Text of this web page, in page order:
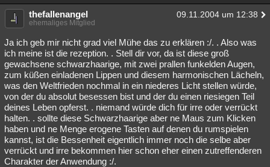
thefallenangel 09.11.2004 um 12:38
ehemaliges Mitglied
Ja ich geb mir nicht grad viel Mühe das zu erklären :/. . Also was
ich meine ist die rezeption. . Stell dir vor, da ist diese groß
gewachsene schwarzhaarige, mit zwei prallen funkelden Augen,
zum küßen einladenen Lippen und diesem harmonischen Lächeln,
was den Weltfrieden nochmal in ein niederes Licht stellen würde,
von der du absolut besessen bist und der du einen riesiegen Teil
deines Leben opferst. . niemand würde dich für irre oder verrückt
halten. . sollte diese Schwarzhaarige aber ne Maus zum Klicken
haben und ne Menge erogene Tasten auf denen du rumspielen
kannst, ist die Bessenheit eigentlich immer noch die selbe aber
verrückt und irre bekommen hier schon eher einen zutreffenderen
Charakter der Anwendung :/.